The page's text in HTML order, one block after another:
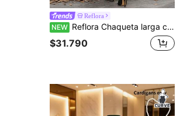
Reflora
NEW Reflora Chaqueta larga con capucha de unicolor talla grande
$31.790